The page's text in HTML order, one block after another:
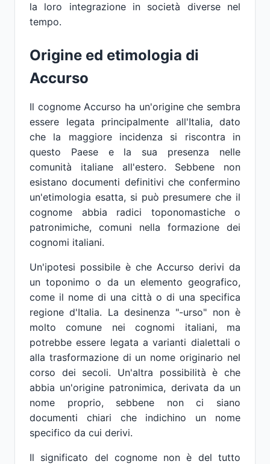
la loro integrazione in società diverse nel
tempo.
Origine ed etimologia di
Accurso
Il cognome Accurso ha un'origine che sembra
essere legata principalmente all'Italia, dato
che la maggiore incidenza si riscontra in
questo Paese e la sua presenza nelle
comunità italiane all'estero. Sebbene non
esistano documenti definitivi che confermino
un'etimologia esatta, si può presumere che il
cognome abbia radici toponomastiche o
patronimiche, comuni nella formazione dei
cognomi italiani.
Un'ipotesi possibile è che Accurso derivi da
un toponimo o da un elemento geografico,
come il nome di una città o di una specifica
regione d'Italia. La desinenza "-urso" non è
molto comune nei cognomi italiani, ma
potrebbe essere legata a varianti dialettali o
alla trasformazione di un nome originario nel
corso dei secoli. Un'altra possibilità è che
abbia un'origine patronimica, derivata da un
nome proprio, sebbene non ci siano
documenti chiari che indichino un nome
specifico da cui derivi.
Il significato del cognome non è del tutto